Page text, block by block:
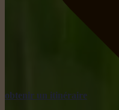
obtenir un itinéraire